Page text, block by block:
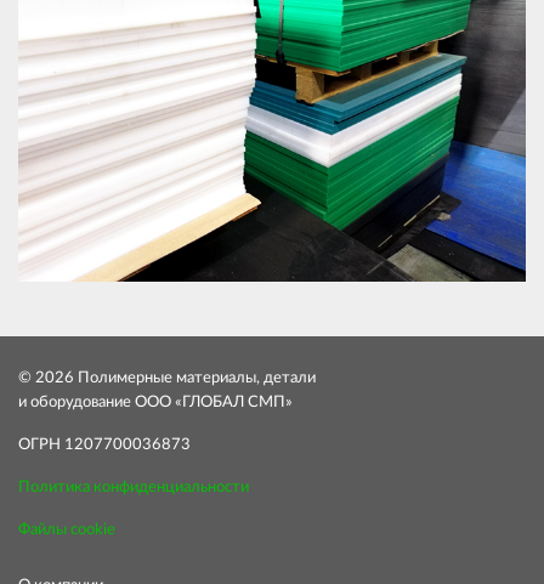
© 2026 Полимерные материалы, детали
и оборудование ООО «ГЛОБАЛ СМП»
ОГРН 1207700036873
Политика конфиденциальности
Файлы cookie